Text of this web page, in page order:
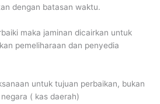
dengan batasan waktu.
maka jaminan dicairkan untuk
pemeliharaan dan penyedia
untuk tujuan perbaikan, bukan
( kas daerah)